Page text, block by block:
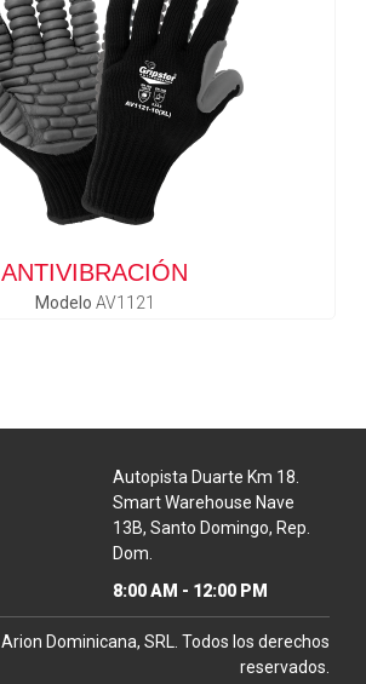
ANTIVIBRACIÓN
Modelo AV1121
Autopista Duarte Km 18.
Smart Warehouse Nave
13B, Santo Domingo, Rep.
Dom.
8:00 AM - 12:00 PM
Arion Dominicana, SRL. Todos los derechos
reservados.